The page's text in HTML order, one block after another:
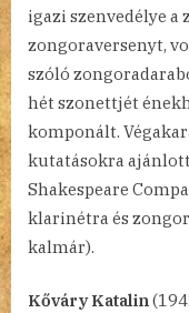
igazi szenvedélye a
zongoraversenyt,
szóló
hét szonettjét
komponált.
kutatásokra
Shakespeare
klarinétra és
kalmár).
Kőváry Katalin